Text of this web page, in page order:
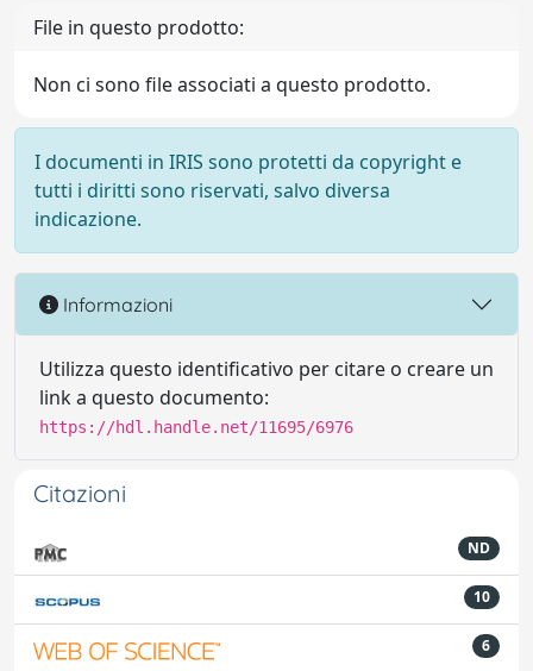
File in questo prodotto:
Non ci sono file associati a questo prodotto.
I documenti in IRIS sono protetti da copyright e
tutti i diritti sono riservati, salvo diversa
indicazione.
Informazioni
Utilizza questo identificativo per citare o creare un
link a questo documento:
https://hdl.handle.net/11695/6976
Citazioni
ND
10
6